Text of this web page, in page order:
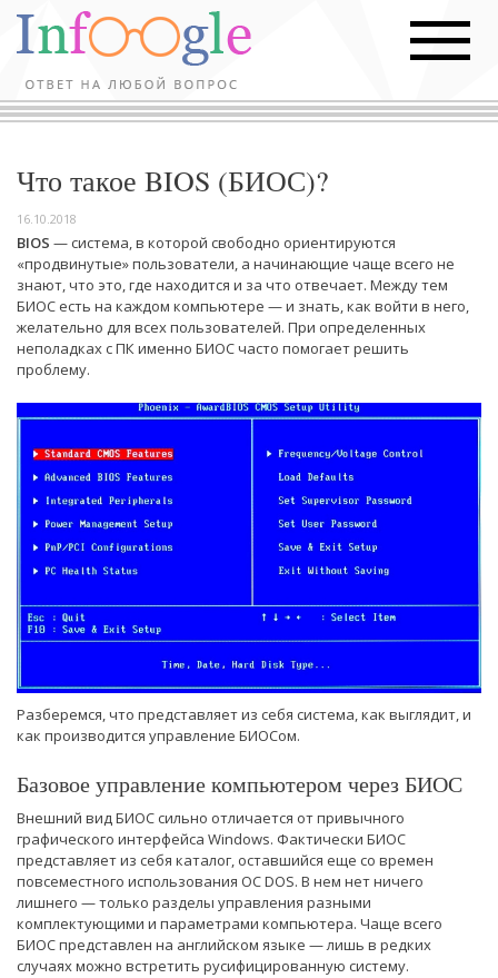
Что такое BIOS (БИОС)?
16.10.2018
BIOS — система, в которой свободно ориентируются
«продвинутые» пользователи, а начинающие чаще всего не
знают, что это, где находится и за что отвечает. Между тем
БИОС есть на каждом компьютере — и знать, как войти в него,
желательно для всех пользователей. При определенных
неполадках с ПК именно БИОС часто помогает решить
проблему.
Разберемся, что представляет из себя система, как выглядит, и
как производится управление БИОСом.
Базовое управление компьютером через БИОС
Внешний вид БИОС сильно отличается от привычного
графического интерфейса Windows. Фактически БИОС
представляет из себя каталог, оставшийся еще со времен
повсеместного использования ОС DOS. В нем нет ничего
лишнего — только разделы управления разными
комплектующими и параметрами компьютера. Чаще всего
БИОС представлен на английском языке — лишь в редких
случаях можно встретить русифицированную систему.